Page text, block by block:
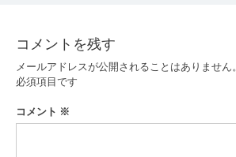
ビ
ゲ
ー
シ
コメントを残す
メールアドレスが公開されることはありません。
必須項目です
コメント ※